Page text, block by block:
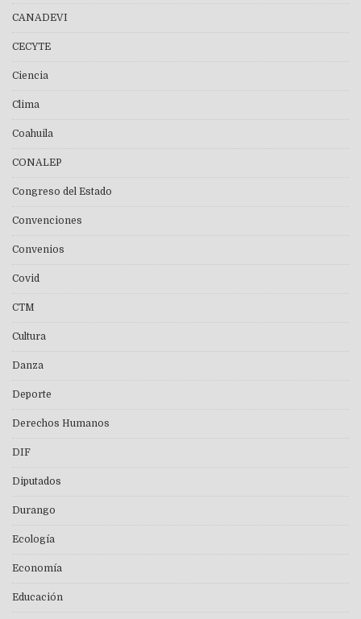
CANADEVI
CECYTE
Ciencia
Clima
Coahuila
CONALEP
Congreso del Estado
Convenciones
Convenios
Covid
CTM
Cultura
Danza
Deporte
Derechos Humanos
DIF
Diputados
Durango
Ecología
Economía
Educación